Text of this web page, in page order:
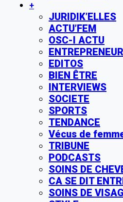
+
JURIDIK’ELLES
ACTU’FEM
OSC-I ACTU
EDITOS
BIEN ÊTRE
INTERVIEWS
SOCIETE
SPORTS
TENDANCE
Vécus de
TRIBUNE
PODCASTS
SOINS DE
CA SE DIT
SOINS DE